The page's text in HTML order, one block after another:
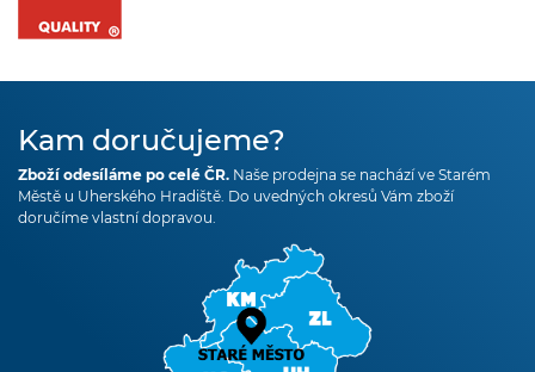
Kam doručujeme?
Zboží odesíláme po celé ČR. Naše prodejna se nachází ve Starém
Městě u Uherského Hradiště. Do uvedných okresů Vám zboží
doručíme vlastní dopravou.